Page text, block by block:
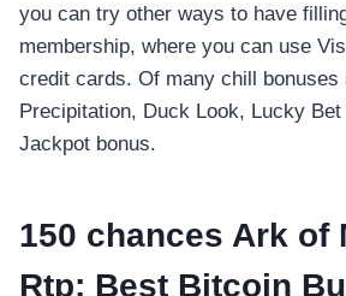
you can try other ways to have
membership, where you can use
credit cards. Of many chill bonuses
Precipitation, Duck Look, Lucky
Jackpot bonus.
150 chances Ark of
Rtp: Best Bitcoin